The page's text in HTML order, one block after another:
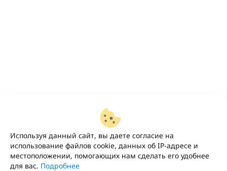
Используя данный сайт, вы даете согласие на
использование файлов cookie, данных об IP-адресе и
местоположении, помогающих нам сделать его удобнее
для вас. Подробнее